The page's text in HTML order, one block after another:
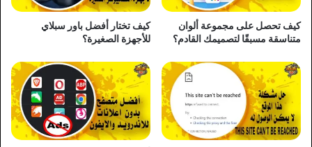
كيف تحصل على مجموعة ألوان
متناسقة مسبقًا لتصميمك القادم؟
كيف تختار أفضل باور سبلاي
للأجهزة الصغيرة؟